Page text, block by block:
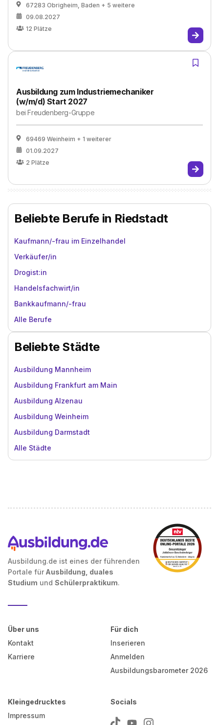
67283 Obrigheim, Baden + 5 weitere
09.08.2027
12 Plätze
Ausbildung zum Industriemechaniker
(w/m/d) Start 2027
beiFreudenberg-Gruppe
69469 Weinheim + 1 weiterer
01.09.2027
2 Plätze
Beliebte Berufe in Riedstadt
Kaufmann/-frau im Einzelhandel
Verkäufer/in
Drogist:in
Handelsfachwirt/in
Bankkaufmann/-frau
Alle Berufe
Beliebte Städte
Ausbildung Mannheim
Ausbildung Frankfurt am Main
Ausbildung Alzenau
Ausbildung Weinheim
Ausbildung Darmstadt
Alle Städte
Ausbildung.de ist eines der führenden
Portale für Ausbildung, duales
Studium und Schülerpraktikum.
Über uns
Kontakt
Karriere
Für dich
Inserieren
Anmelden
Ausbildungsbarometer 2026
Kleingedrucktes
Impressum
Socials